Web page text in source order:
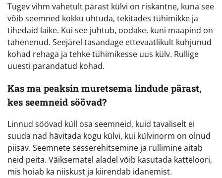
Tugev vihm vahetult pärast külvi on riskantne, kuna see
võib seemned kokku uhtuda, tekitades tühimikke ja
tihedaid laike. Kui see juhtub, oodake, kuni maapind on
tahenenud. Seejärel tasandage ettevaatlikult kuhjunud
kohad rehaga ja tehke tühimikesse uus külv. Rullige
uuesti parandatud kohad.
Kas ma peaksin muretsema lindude pärast,
kes seemneid söövad?
Linnud söövad küll osa seemneid, kuid tavaliselt ei
suuda nad hävitada kogu külvi, kui külvinorm on olnud
piisav. Seemnete sesserehitsemine ja rullimine aitab
neid peita. Väiksematel aladel võib kasutada katteloori,
mis hoiab ka niiskust ja kiirendab idanemist.